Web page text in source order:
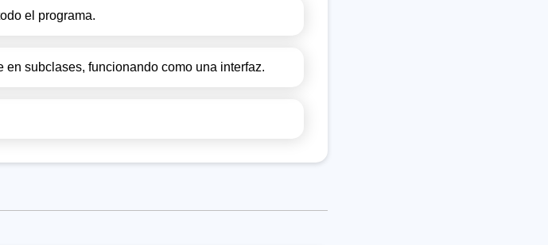
el programa.
subclases, funcionando como una interfaz.